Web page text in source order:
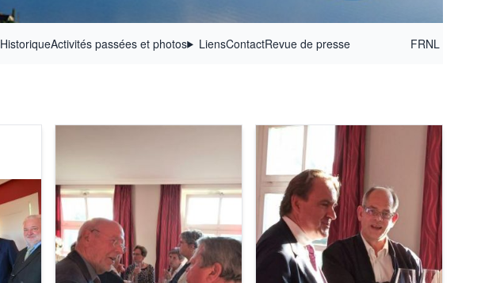
HistoriqueActivités passées et photos LiensContactRevue de presse FRNL